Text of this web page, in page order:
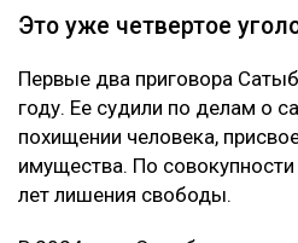
Это уже четвертое
Первые два приговора
году. Ее судили по делам о
похищении человека,
имущества. По
лет лишения свободы.